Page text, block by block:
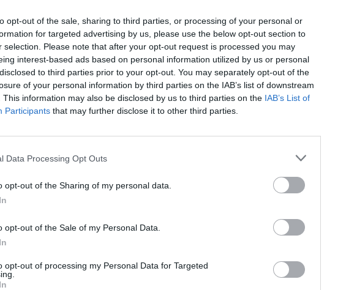
opt-out of the sale, sharing to third parties, or processing of your personal or
for targeted advertising by us, please use the below opt-out section to
selection. Please note that after your opt-out request is processed you may
interest-based ads based on personal information utilized by us or personal
to third parties prior to your opt-out. You may separately opt-out of the
of your personal information by third parties on the IAB’s list of downstream
This information may also be disclosed by us to third parties on the IAB’s List of
Participants that may further disclose it to other third parties.
Data Processing Opt Outs
opt-out of the Sharing of my personal data.
opt-out of the Sale of my Personal Data.
opt-out of processing my Personal Data for Targeted
Zöld otthon
A franciáknál már a temető fölé
Eriqo - 2024-03-11